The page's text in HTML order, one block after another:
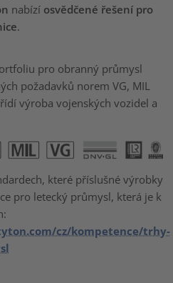
nabízí osvědčené řešení pro
.
pro obranný průmysl
požadavků norem VG, MIL
řídí výroba vojenských vozidel a
které příslušné výrobky
pro letecký průmysl, která je k
cz/kompetence/trhy-